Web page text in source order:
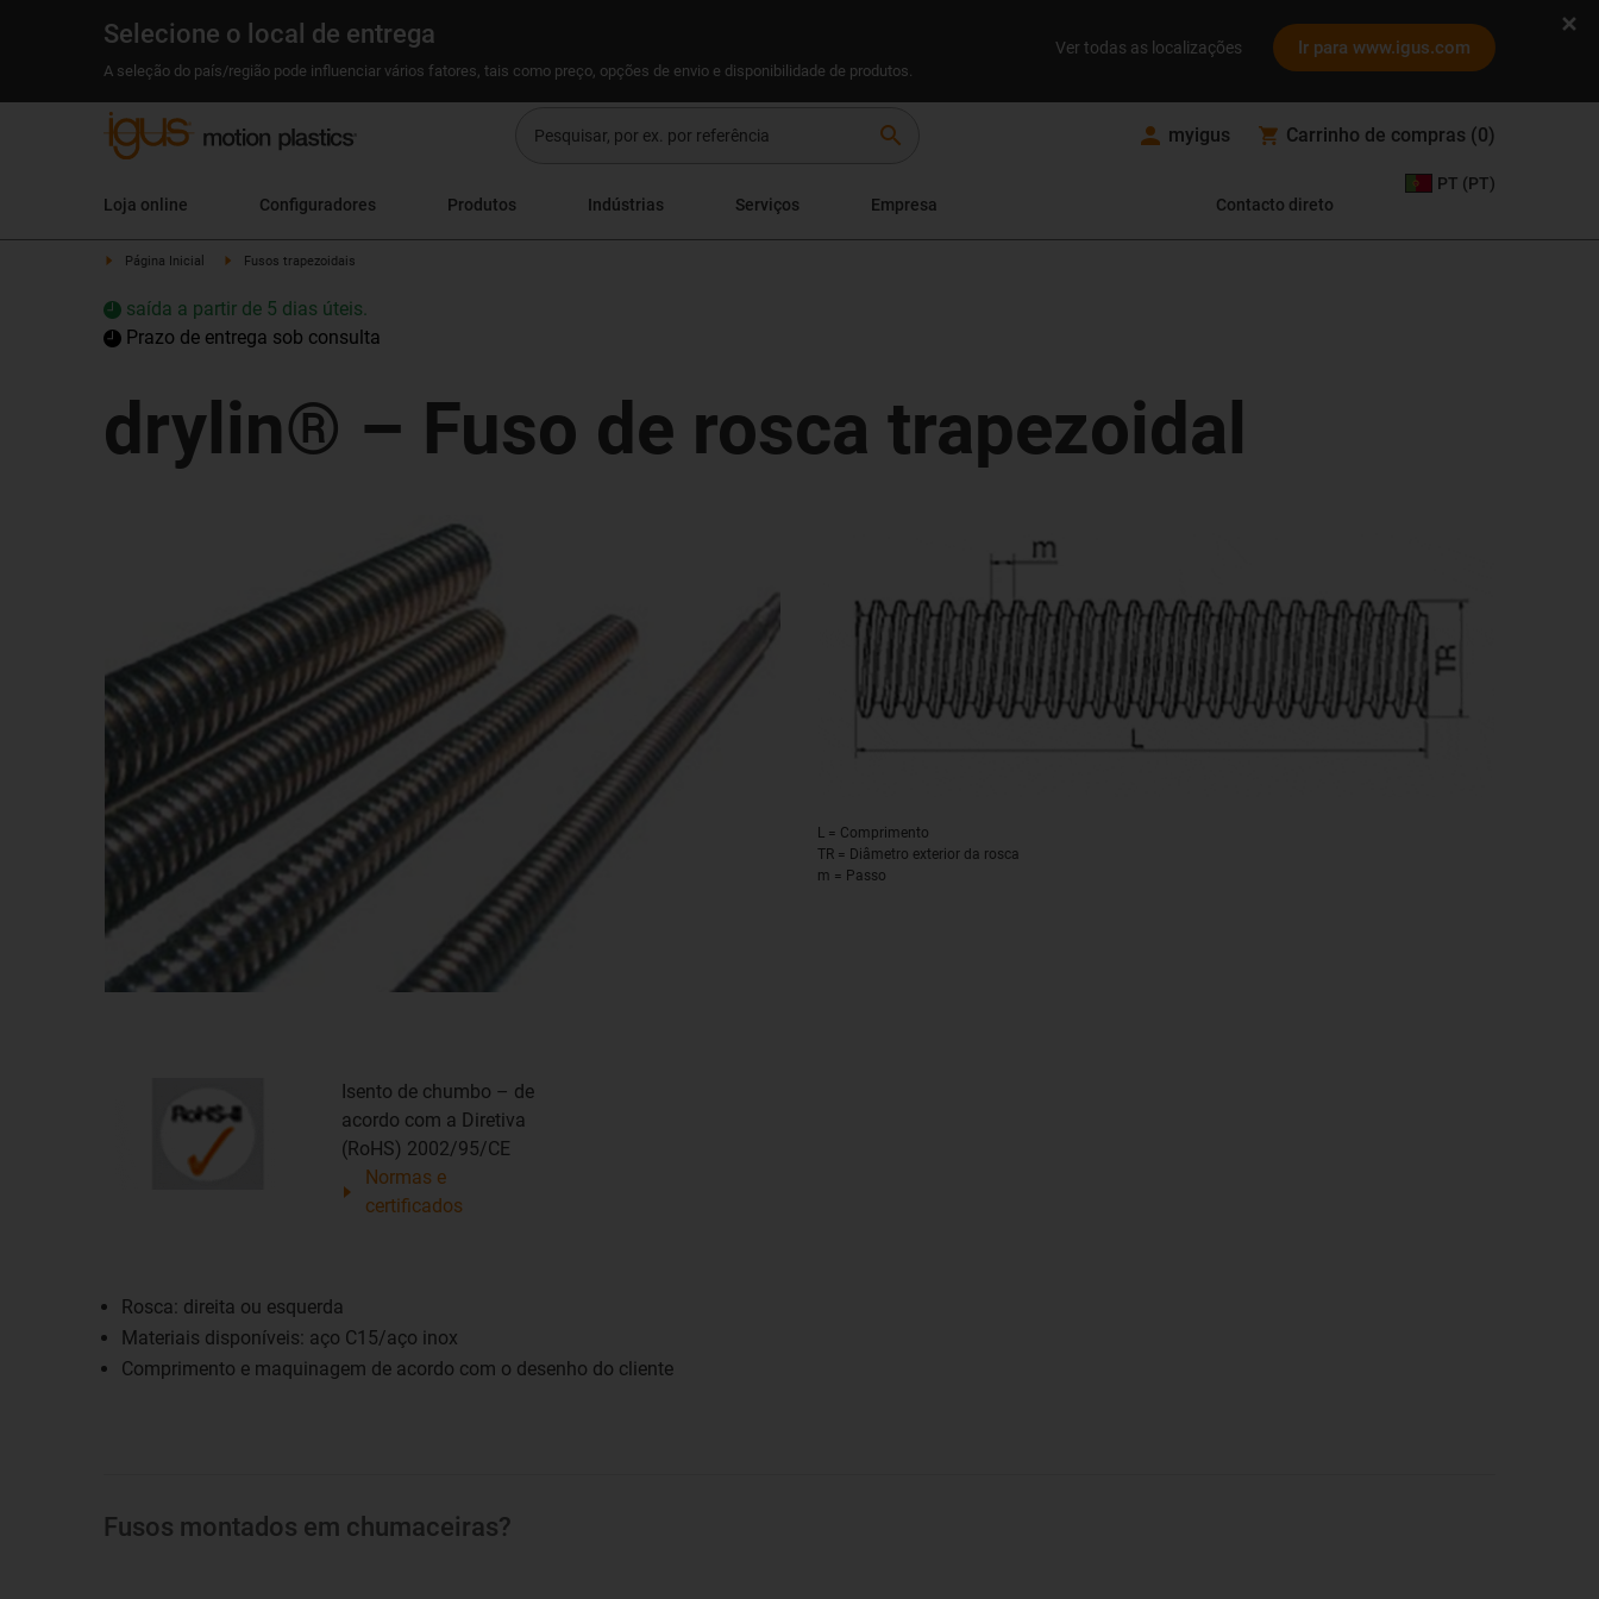
Selecione o local de entrega
A seleção do país/região pode influenciar vários fatores, tais como preço, opções de envio e disponibilidade de produtos.
Ver todas as localizações Ir para www.igus.com
search myigus Carrinho de compras (0)
Loja online Configuradores Produtos Indústrias Serviços Empresa Contacto direto
PT (PT)
Página Inicial Fusos trapezoidais
saída a partir de 5 dias úteis.
Prazo de entrega sob consulta
drylin® – Fuso de rosca trapezoidal
L = Comprimento
TR = Diâmetro exterior da rosca
m = Passo
Isento de chumbo – de
acordo com a Diretiva
(RoHS) 2002/95/CE
Normas e
certificados
Rosca: direita ou esquerda
Materiais disponíveis: aço C15/aço inox
Comprimento e maquinagem de acordo com o desenho do cliente
Fusos montados em chumaceiras?